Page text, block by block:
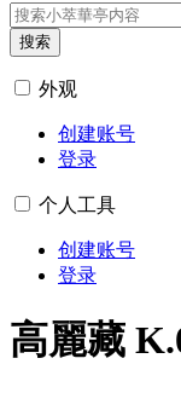
搜索
外观
创建账号
登录
个人工具
创建账号
登录
高麗藏